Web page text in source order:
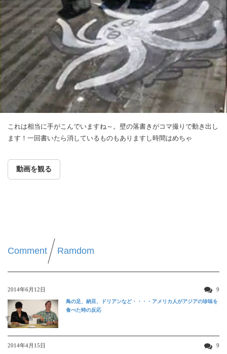
これは相当に手がこんでいますね～。壁の落書きがコマ撮りで動き出し
ます！一回書いたら消しているものもありますし時間はめちゃ
動画を観る
Comment Ramdom
2014年6月12日 9
すごい動画
鳥の足、納豆、ドリアンなど・・・・アメリカ人がアジアの珍味を
食べた時の反応
2014年4月15日 9